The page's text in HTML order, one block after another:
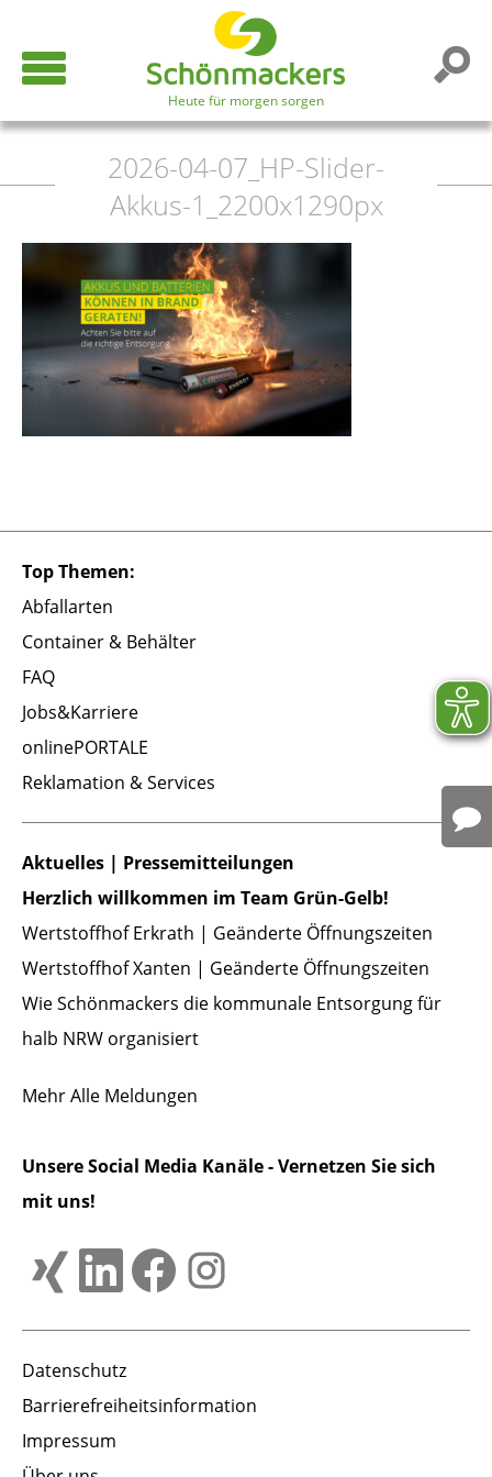
Heute für morgen sorgen
2026-04-07_HP-Slider-
Akkus-1_2200x1290px
Top Themen:
Abfallarten
Container & Behälter
FAQ
Jobs&Karriere
onlinePORTALE
Reklamation & Services
Datenschutz
Barrierefreiheitsinformation
Impressum
Aktuelles | Pressemitteilungen
Herzlich willkommen im Team Grün-Gelb!
Wertstoffhof Erkrath | Geänderte Öffnungszeiten
Wertstoffhof Xanten | Geänderte Öffnungszeiten
Wie Schönmackers die kommunale Entsorgung für
halb NRW organisiert
MehrAlle Meldungen
Unsere Social Media Kanäle - Vernetzen Sie sich
mit uns!